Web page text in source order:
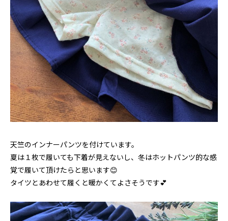
天竺のインナーパンツを付けています。
夏は１枚で履いても下着が見えないし、冬はホットパンツ的な感
覚で履いて頂けたらと思います😊
タイツとあわせて履くと暖かくてよさそうです💕